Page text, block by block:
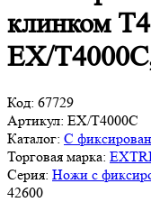
клинком
EX/
Код: 67729
Артикул: EX/T4000C
Каталог: С
Торговая марка:
Серия: Ножи с
42600